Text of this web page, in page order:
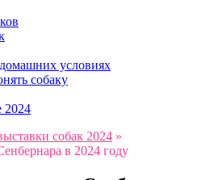
условиях
собаку
2024
собак 2024 »
в 2024 году